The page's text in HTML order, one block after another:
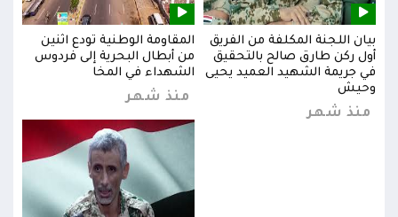
بيان اللجنة المكلفة من الفريق
أول ركن طارق صالح بالتحقيق
في جريمة الشهيد العميد يحيى
وحيش
منذ شهر
المقاومة الوطنية تودع اثنين
من أبطال البحرية إلى فردوس
الشهداء في المخا
منذ شهر